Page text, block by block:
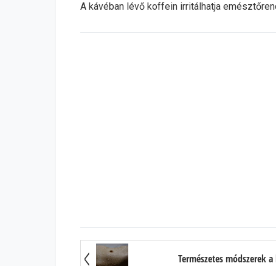
A kávéban lévő koffein irritálhatja
Természetes módszerek